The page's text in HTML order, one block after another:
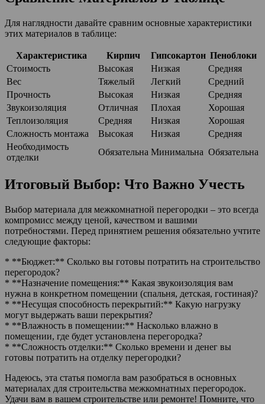
Для наглядности давайте сравним основные характеристики
этих материалов в таблице:
Характеристика Кирпич Гипсокартон Пеноблоки
Стоимость
Высокая Низкая
Средняя
Вес
Тяжелый Легкий
Средний
Прочность
Высокая Низкая
Средняя
Звукоизоляция
Отличная Плохая
Хорошая
Теплоизоляция
Средняя Низкая
Хорошая
Сложность монтажа
Высокая Низкая
Средняя
Необходимость
отделки
Обязательна Минимальна Обязательна
Итоговый Выбор: Что Важно Учесть
Выбор материала для межкомнатной перегородки – это всегда
компромисс между ценой, качеством и вашими
потребностями. Перед принятием решения обязательно учтите
следующие факторы:
* **Бюджет:** Сколько вы готовы потратить на строительство
перегородок?
* **Назначение помещения:** Какая звукоизоляция вам
нужна в конкретном помещении (спальня, детская, гостиная)?
* **Несущая способность перекрытий:** Какую нагрузку
могут выдержать ваши перекрытия?
* **Влажность в помещении:** Насколько влажно в
помещении, где будет установлена перегородка?
* **Сложность отделки:** Сколько времени и денег вы
готовы потратить на отделку перегородки?
Надеюсь, эта статья помогла вам разобраться в основных
материалах для строительства межкомнатных перегородок.
Удачи вам в вашем строительстве или ремонте! Помните, что